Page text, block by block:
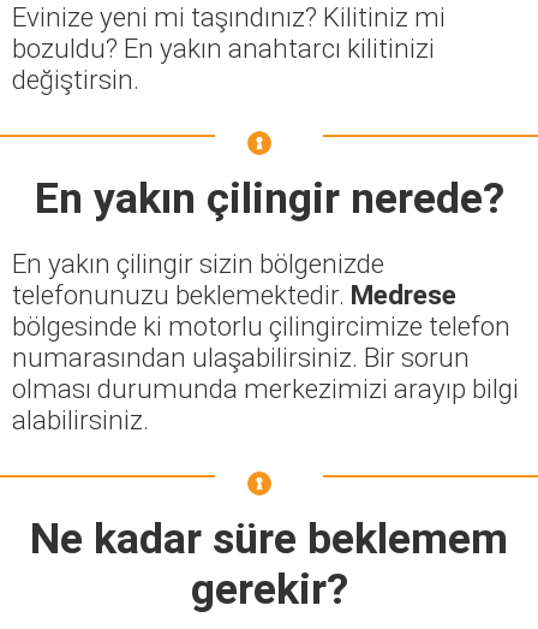
Evinize yeni mi taşındınız? Kilitiniz mi
bozuldu? En yakın anahtarcı kilitinizi
değiştirsin.
En yakın çilingir nerede?
En yakın çilingir sizin bölgenizde
telefonunuzu beklemektedir. Medrese
bölgesinde ki motorlu çilingircimize telefon
numarasından ulaşabilirsiniz. Bir sorun
olması durumunda merkezimizi arayıp bilgi
alabilirsiniz.
Ne kadar süre beklemem
gerekir?